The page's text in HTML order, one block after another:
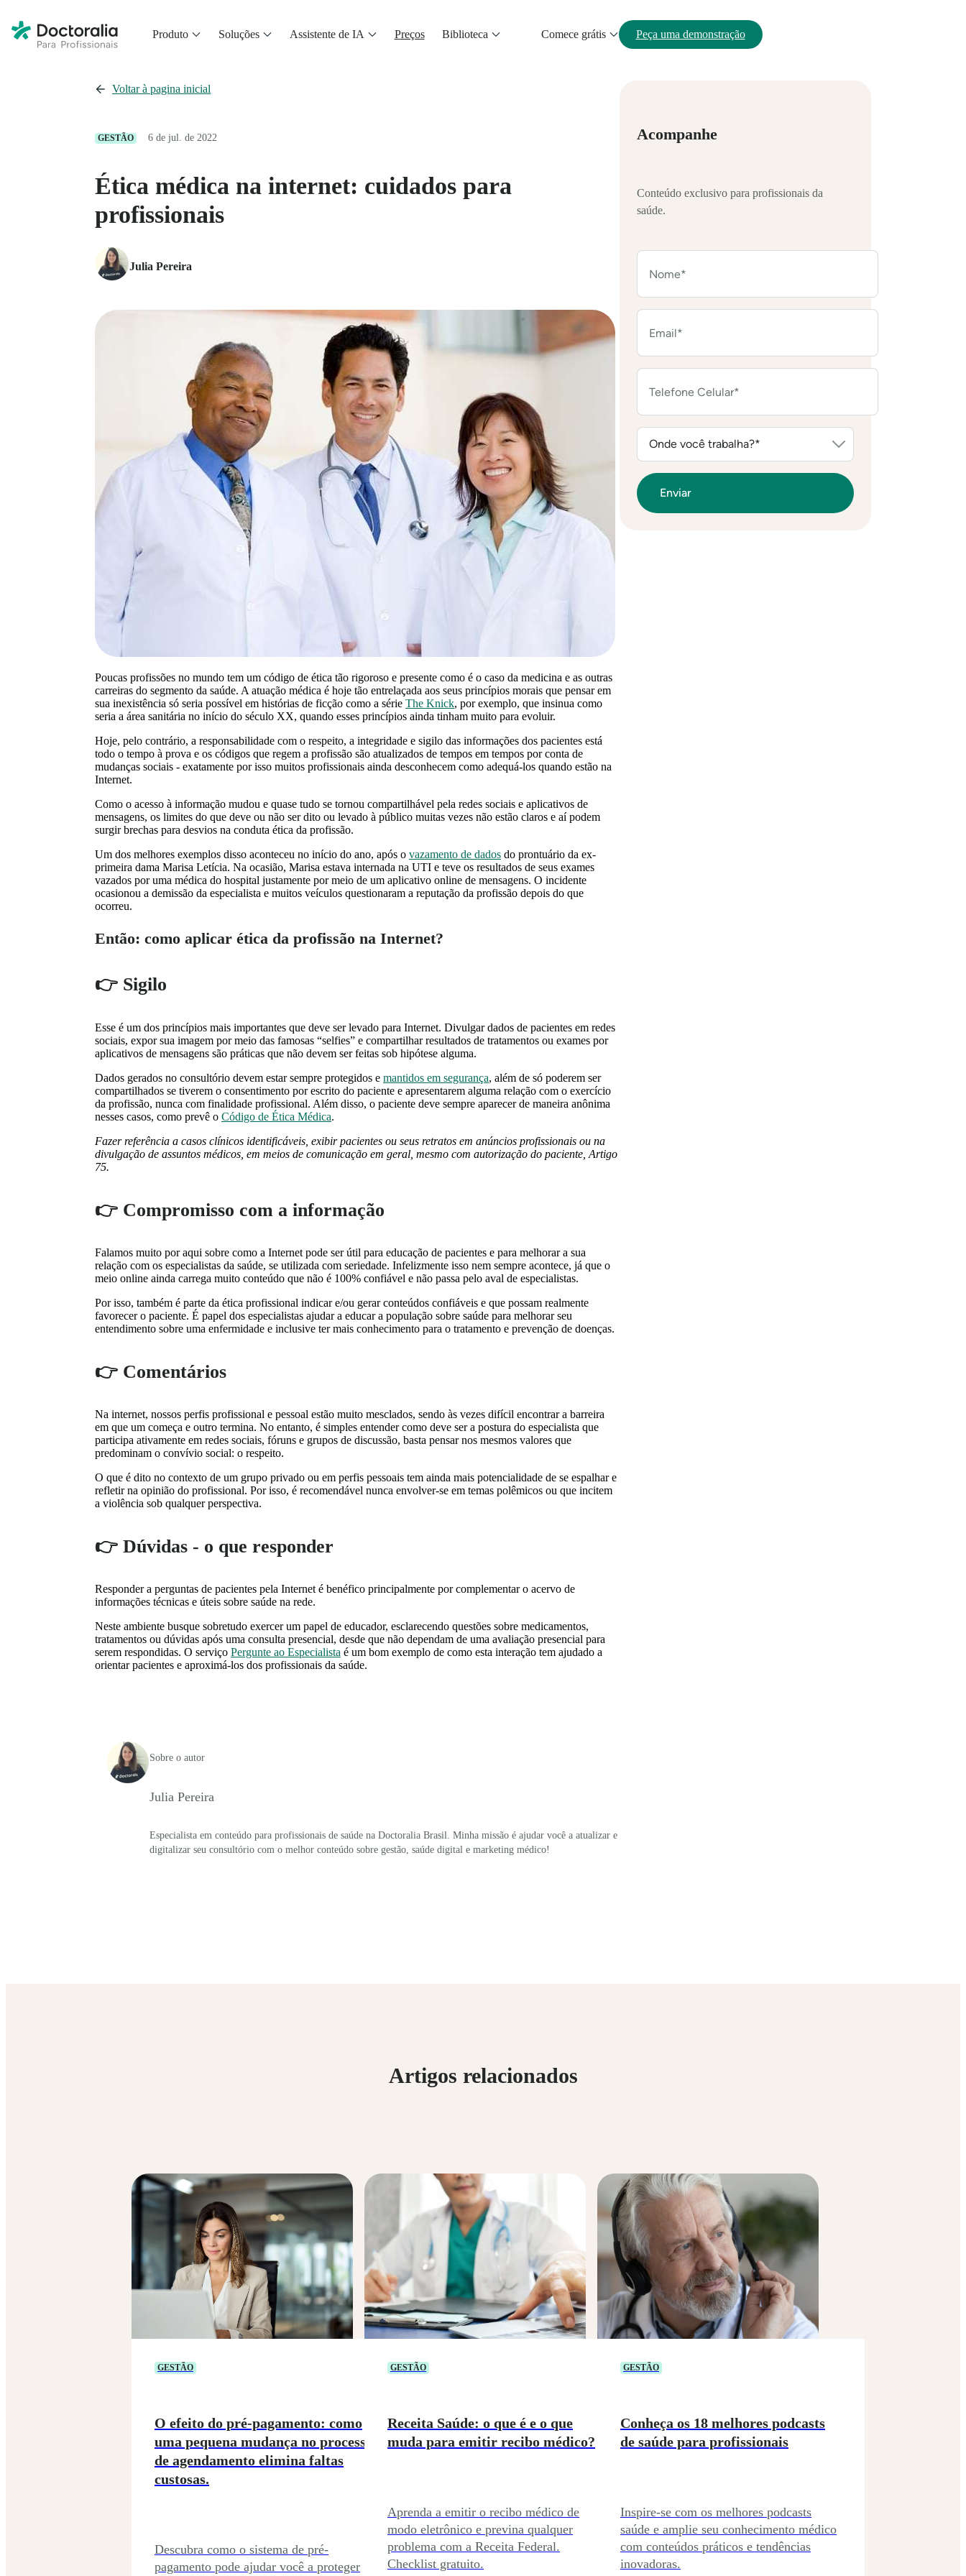
Produto Soluções Assistente de IA Preços Biblioteca Comece grátis Peça uma demonstração
Voltar à pagina inicial
GESTÃO 6 de jul. de 2022
Ética médica na internet: cuidados para
profissionais
Julia Pereira
Poucas profissões no mundo tem um código de ética tão rigoroso e presente como é o caso da medicina e as outras
carreiras do segmento da saúde. A atuação médica é hoje tão entrelaçada aos seus princípios morais que pensar em
sua inexistência só seria possível em histórias de ficção como a série The Knick, por exemplo, que insinua como
seria a área sanitária no início do século XX, quando esses princípios ainda tinham muito para evoluir.
Hoje, pelo contrário, a responsabilidade com o respeito, a integridade e sigilo das informações dos pacientes está
todo o tempo à prova e os códigos que regem a profissão são atualizados de tempos em tempos por conta de
mudanças sociais - exatamente por isso muitos profissionais ainda desconhecem como adequá-los quando estão na
Internet.
Como o acesso à informação mudou e quase tudo se tornou compartilhável pela redes sociais e aplicativos de
mensagens, os limites do que deve ou não ser dito ou levado à público muitas vezes não estão claros e aí podem
surgir brechas para desvios na conduta ética da profissão.
Um dos melhores exemplos disso aconteceu no início do ano, após o vazamento de dados do prontuário da ex-
primeira dama Marisa Letícia. Na ocasião, Marisa estava internada na UTI e teve os resultados de seus exames
vazados por uma médica do hospital justamente por meio de um aplicativo online de mensagens. O incidente
ocasionou a demissão da especialista e muitos veículos questionaram a reputação da profissão depois do que
ocorreu.
Então: como aplicar ética da profissão na Internet?
👉 Sigilo
Esse é um dos princípios mais importantes que deve ser levado para Internet. Divulgar dados de pacientes em redes
sociais, expor sua imagem por meio das famosas “selfies” e compartilhar resultados de tratamentos ou exames por
aplicativos de mensagens são práticas que não devem ser feitas sob hipótese alguma.
Dados gerados no consultório devem estar sempre protegidos e mantidos em segurança, além de só poderem ser
compartilhados se tiverem o consentimento por escrito do paciente e apresentarem alguma relação com o exercício
da profissão, nunca com finalidade profissional. Além disso, o paciente deve sempre aparecer de maneira anônima
nesses casos, como prevê o Código de Ética Médica.
Fazer referência a casos clínicos identificáveis, exibir pacientes ou seus retratos em anúncios profissionais ou na
divulgação de assuntos médicos, em meios de comunicação em geral, mesmo com autorização do paciente, Artigo
75.
👉 Compromisso com a informação
Falamos muito por aqui sobre como a Internet pode ser útil para educação de pacientes e para melhorar a sua
relação com os especialistas da saúde, se utilizada com seriedade. Infelizmente isso nem sempre acontece, já que o
meio online ainda carrega muito conteúdo que não é 100% confiável e não passa pelo aval de especialistas.
Por isso, também é parte da ética profissional indicar e/ou gerar conteúdos confiáveis e que possam realmente
favorecer o paciente. É papel dos especialistas ajudar a educar a população sobre saúde para melhorar seu
entendimento sobre uma enfermidade e inclusive ter mais conhecimento para o tratamento e prevenção de doenças.
👉 Comentários
Na internet, nossos perfis profissional e pessoal estão muito mesclados, sendo às vezes difícil encontrar a barreira
em que um começa e outro termina. No entanto, é simples entender como deve ser a postura do especialista que
participa ativamente em redes sociais, fóruns e grupos de discussão, basta pensar nos mesmos valores que
predominam o convívio social: o respeito.
O que é dito no contexto de um grupo privado ou em perfis pessoais tem ainda mais potencialidade de se espalhar e
refletir na opinião do profissional. Por isso, é recomendável nunca envolver-se em temas polêmicos ou que incitem
a violência sob qualquer perspectiva.
👉 Dúvidas - o que responder
Responder a perguntas de pacientes pela Internet é benéfico principalmente por complementar o acervo de
informações técnicas e úteis sobre saúde na rede.
Neste ambiente busque sobretudo exercer um papel de educador, esclarecendo questões sobre medicamentos,
tratamentos ou dúvidas após uma consulta presencial, desde que não dependam de uma avaliação presencial para
serem respondidas. O serviço Pergunte ao Especialista é um bom exemplo de como esta interação tem ajudado a
orientar pacientes e aproximá-los dos profissionais da saúde.
Sobre o autor
Julia Pereira
Especialista em conteúdo para profissionais de saúde na Doctoralia Brasil. Minha missão é ajudar você a atualizar e
digitalizar seu consultório com o melhor conteúdo sobre gestão, saúde digital e marketing médico!
Acompanhe
Conteúdo exclusivo para profissionais da
saúde.
Artigos relacionados
GESTÃO
O efeito do pré-pagamento: como
uma pequena mudança no processo
de agendamento elimina faltas
custosas.
Descubra como o sistema de pré-
pagamento pode ajudar você a proteger
GESTÃO
Receita Saúde: o que é e o que
muda para emitir recibo médico?
Aprenda a emitir o recibo médico de
modo eletrônico e previna qualquer
problema com a Receita Federal.
Checklist gratuito.
GESTÃO
Conheça os 18 melhores podcasts
de saúde para profissionais
Inspire-se com os melhores podcasts
saúde e amplie seu conhecimento médico
com conteúdos práticos e tendências
inovadoras.